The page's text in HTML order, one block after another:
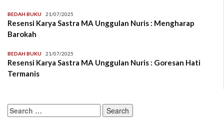
BEDAH BUKU 21/07/2025
Resensi Karya Sastra MA Unggulan Nuris : Mengharap
Barokah
BEDAH BUKU 21/07/2025
Resensi Karya Sastra MA Unggulan Nuris : Goresan Hati
Termanis
Search
for: